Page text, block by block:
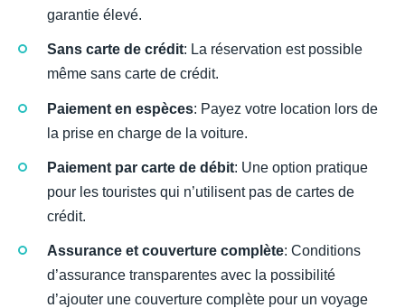
garantie élevé.
Sans carte de crédit: La réservation est possible
même sans carte de crédit.
Paiement en espèces: Payez votre location lors de
la prise en charge de la voiture.
Paiement par carte de débit: Une option pratique
pour les touristes qui n’utilisent pas de cartes de
crédit.
Assurance et couverture complète: Conditions
d’assurance transparentes avec la possibilité
d’ajouter une couverture complète pour un voyage